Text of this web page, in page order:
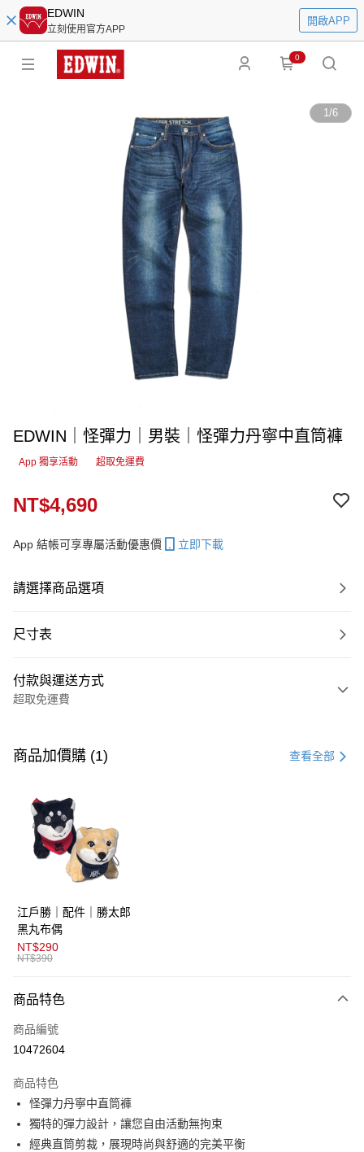
EDWIN
立刻使用官方APP
開啟APP
0
1/6
EDWIN｜怪彈力｜男裝｜怪彈力丹寧中直筒褲
App 獨享活動 超取免運費
NT$4,690
App 結帳可享專屬活動優惠價 立即下載
請選擇商品選項
尺寸表
付款與運送方式
超取免運費
信用卡一次付款
LINE Pay
AFTEE先享後付
【關於「AFTEE先享後付」】
便利好安心！
１．簡單：不需註冊會員、不需綁卡、不需儲值。
２．便利：只要手機號碼，簡訊認證，即可結帳。
３．安心：先確認商品／服務後，再付款。
１．於結帳方式選擇「AFTEE先享後付」後，將跳轉至「AFTEE先享後付」
２．訂單成立數日內，您將收到繳費通知簡訊。
３．收到繳費通知簡訊後14天內，點擊此簡訊中的連結，可透過四大超商／
購買商品的店家。未經商家同意取消之訂單仍視為有效，需透過AFTEE先享
後付繳納相關費用。
※ 交易是否成功請以「AFTEE先享後付 」之結帳頁面顯示為準，若有關於
是否繳費成功／繳費後需取消欲退款等相關疑問，請聯繫「AFTEE先享後付
客戶支援中心」https://netprotections.freshdesk.com/support/home
運送方式
全家取貨付款
免運費
免運費
付款後萊爾富取貨
免運費
商品加價購 (1) 查看全部
江戶勝｜配件｜勝太郎
黑丸布偶
NT$290
NT$390
商品特色
商品編號
10472604
商品特色
怪彈力丹寧中直筒褲
獨特的彈力設計，讓您自由活動無拘束
經典直筒剪裁，展現時尚與舒適的完美平衡